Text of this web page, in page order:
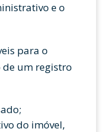
e o
para o
um registro
do imóvel,